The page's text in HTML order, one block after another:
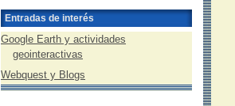
Entradas de interés
Google Earth y actividades
geointeractivas
Webquest y Blogs